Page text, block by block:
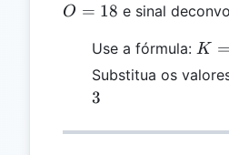
O = 18 e sinal
Use a fórmula: K
=
D
K =
Substitua os
3